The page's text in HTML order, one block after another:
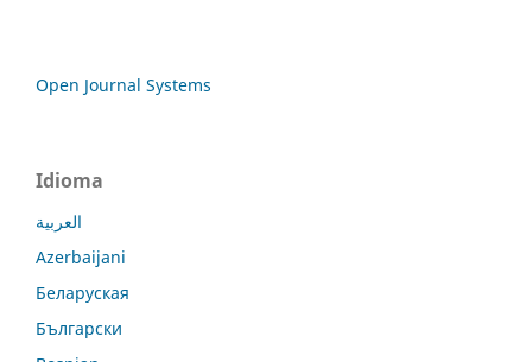
Open Journal Systems
Idioma
العربية
Azerbaijani
Беларуская
Български